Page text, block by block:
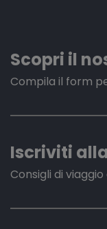
Scopri il
Compila il form
Iscriviti
Consigli di